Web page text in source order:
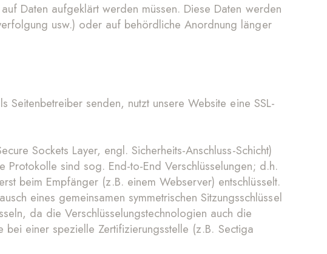
Daten aufgeklärt werden müssen. Diese Daten werden
usw.) oder auf behördliche Anordnung länger
Seitenbetreiber senden, nutzt unsere Website eine SSL-
Sockets Layer, engl. Sicherheits-Anschluss-Schicht)
Protokolle sind sog. End-to-End Verschlüsselungen; d.h.
beim Empfänger (z.B. einem Webserver) entschlüsselt.
eines gemeinsamen symmetrischen Sitzungsschlüssel
da die Verschlüsselungstechnologien auch die
einer spezielle Zertifizierungsstelle (z.B. Sectiga